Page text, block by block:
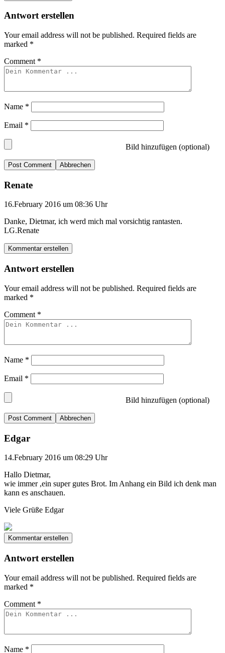
Antwort erstellen
Your email address will not be published. Required fields are
marked *
Comment *
Name *
Email *
Bild hinzufügen (optional)
Abbrechen
Renate
16.February 2016 um 08:36 Uhr
Danke, Dietmar, ich werd mich mal vorsichtig rantasten.
LG.Renate
Kommentar erstellen
Antwort erstellen
Your email address will not be published. Required fields are
marked *
Comment *
Name *
Email *
Bild hinzufügen (optional)
Abbrechen
Edgar
14.February 2016 um 08:29 Uhr
Hallo Dietmar,
wie immer ,ein super gutes Brot. Im Anhang ein Bild ich denk man
kann es anschauen.
Viele Grüße Edgar
Kommentar erstellen
Antwort erstellen
Your email address will not be published. Required fields are
marked *
Comment *
Name *